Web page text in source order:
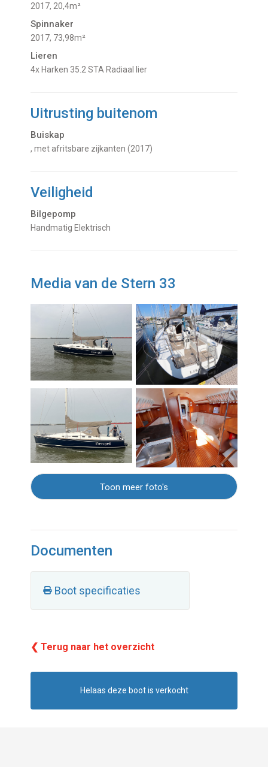
2017, 20,4m²
Spinnaker
2017, 73,98m²
Lieren
4x Harken 35.2 STA Radiaal lier
Uitrusting buitenom
Buiskap
, met afritsbare zijkanten (2017)
Veiligheid
Bilgepomp
Handmatig Elektrisch
Media van de Stern 33
Toon meer foto's
Documenten
Boot specificaties
❮ Terug naar het overzicht
Helaas deze boot is verkocht